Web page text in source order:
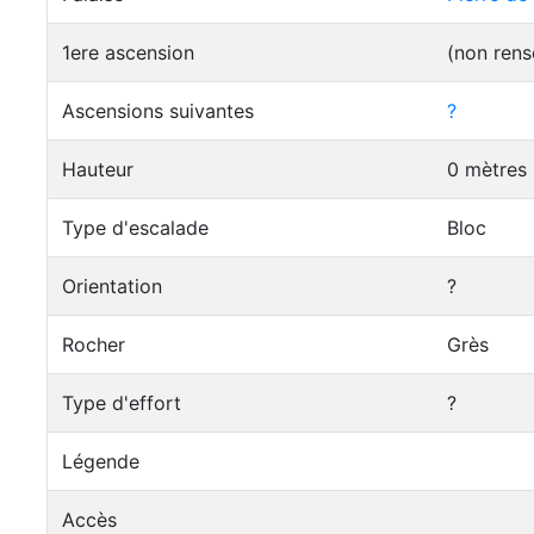
1ere ascension (non
Ascensions suivantes ?
Hauteur 0 mètres
Type d'escalade Bloc
Orientation ?
Rocher Grès
Type d'effort ?
Légende
Accès